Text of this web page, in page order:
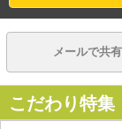
メールで共
こだわり特集